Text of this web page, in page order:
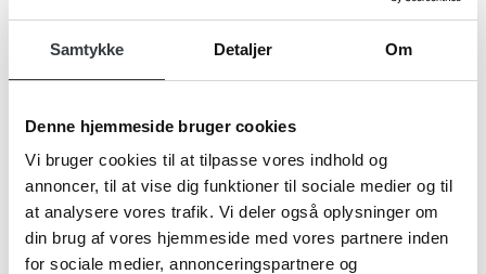
Samtykke Detaljer Om
Denne hjemmeside bruger cookies
Vi bruger cookies til at tilpasse vores indhold og
annoncer, til at vise dig funktioner til sociale medier og til
at analysere vores trafik. Vi deler også oplysninger om
din brug af vores hjemmeside med vores partnere inden
for sociale medier, annonceringspartnere og
Navn*
Firma*